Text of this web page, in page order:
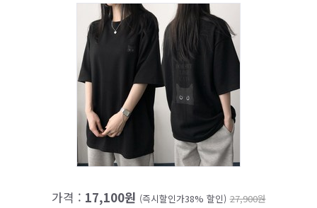
가격 : 17,100원 (즉시할인가38% 할인) 27,900원